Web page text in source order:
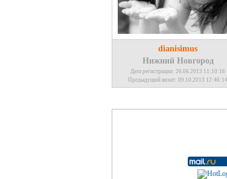
dianisimus
Нижний Новгород
Дата регистрации: 26.06.2013 11:10:16
Предыдущий визит: 09.10.2013 12:46:14